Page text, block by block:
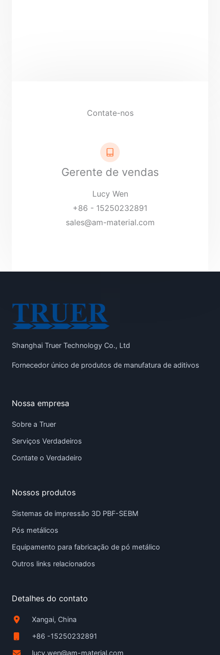
Contate-nos
Gerente de vendas
Lucy Wen
+86 - 15250232891
sales@am-material.com
Shanghai Truer Technology Co., Ltd
Fornecedor único de produtos de manufatura de aditivos
Nossa empresa
Sobre a Truer
Serviços Verdadeiros
Contate o Verdadeiro
Nossos produtos
Sistemas de impressão 3D PBF-SEBM
Pós metálicos
Equipamento para fabricação de pó metálico
Outros links relacionados
Detalhes do contato
Xangai, China
+86 -15250232891
lucy.wen@am-material.com